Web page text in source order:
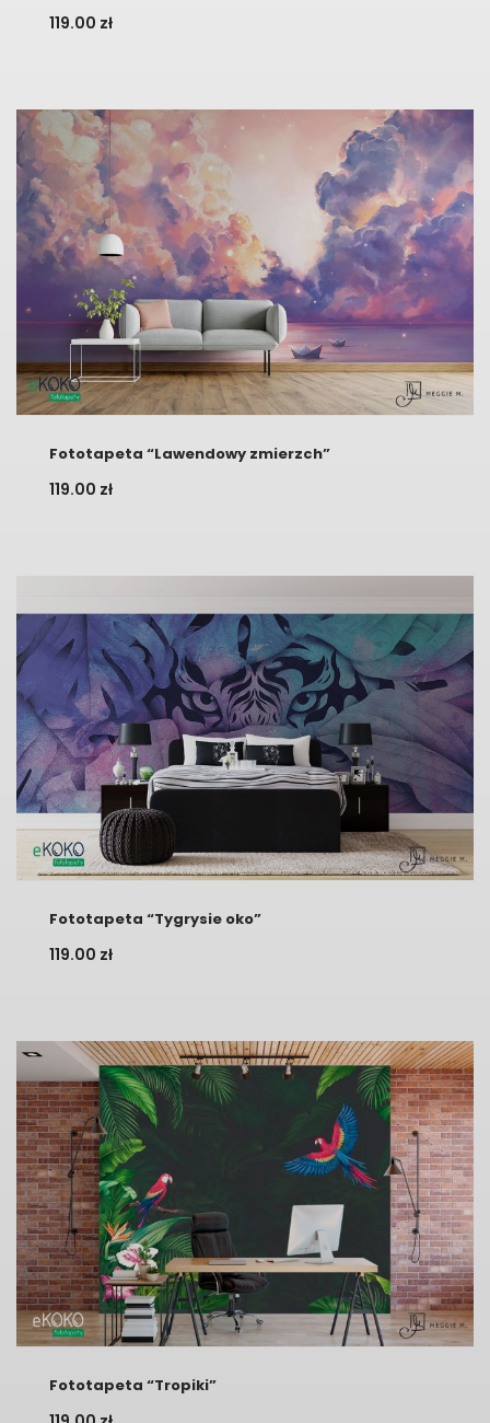
119.00 zł
Fototapeta “Lawendowy zmierzch”
119.00 zł
Fototapeta “Tygrysie oko”
119.00 zł
Fototapeta “Tropiki”